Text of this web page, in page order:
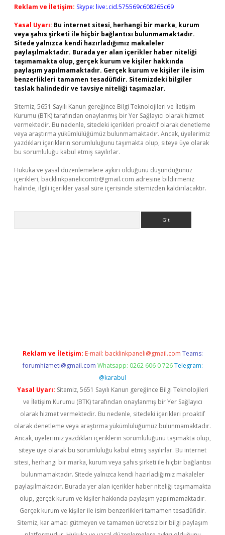
Reklam ve İletişim: Skype: live:.cid.575569c608265c69
Yasal Uyarı: Bu internet sitesi, herhangi bir marka, kurum
veya şahıs şirketi ile hiçbir bağlantısı bulunmamaktadır.
Sitede yalnızca kendi hazırladığımız makaleler
paylaşılmaktadır. Burada yer alan içerikler haber niteliği
taşımamakta olup, gerçek kurum ve kişiler hakkında
paylaşım yapılmamaktadır. Gerçek kurum ve kişiler ile isim
benzerlikleri tamamen tesadüfidir. Sitemizdeki bilgiler
taslak halindedir ve tavsiye niteliği taşımazlar.
Sitemiz, 5651 Sayılı Kanun gereğince Bilgi Teknolojileri ve İletişim
Kurumu (BTK) tarafından onaylanmış bir Yer Sağlayıcı olarak hizmet
vermektedir. Bu nedenle, sitedeki içerikleri proaktif olarak denetleme
veya araştırma yükümlülüğümüz bulunmamaktadır. Ancak, üyelerimiz
yazdıkları içeriklerin sorumluluğunu taşımakta olup, siteye üye olarak
bu sorumluluğu kabul etmiş sayılırlar.
Hukuka ve yasal düzenlemelere aykırı olduğunu düşündüğünüz
içerikleri, backlinkpanelicomtr@gmail.com adresine bildirmeniz
halinde, ilgili içerikler yasal süre içerisinde sitemizden kaldırılacaktır.
Reklam ve İletişim: E-mail: backlinkpaneli@gmail.com Teams:
forumhizmeti@gmail.com Whatsapp: 0262 606 0 726 Telegram:
@karabul
Yasal Uyarı: Sitemiz, 5651 Sayılı Kanun gereğince Bilgi Teknolojileri
ve İletişim Kurumu (BTK) tarafından onaylanmış bir Yer Sağlayıcı
olarak hizmet vermektedir. Bu nedenle, sitedeki içerikleri proaktif
olarak denetleme veya araştırma yükümlülüğümüz bulunmamaktadır.
Ancak, üyelerimiz yazdıkları içeriklerin sorumluluğunu taşımakta olup,
siteye üye olarak bu sorumluluğu kabul etmiş sayılırlar. Bu internet
sitesi, herhangi bir marka, kurum veya şahıs şirketi ile hiçbir bağlantısı
bulunmamaktadır. Sitede yalnızca kendi hazırladığımız makaleler
paylaşılmaktadır. Burada yer alan içerikler haber niteliği taşımamakta
olup, gerçek kurum ve kişiler hakkında paylaşım yapılmamaktadır.
Gerçek kurum ve kişiler ile isim benzerlikleri tamamen tesadüfidir.
Sitemiz, kar amacı gütmeyen ve tamamen ücretsiz bir bilgi paylaşım